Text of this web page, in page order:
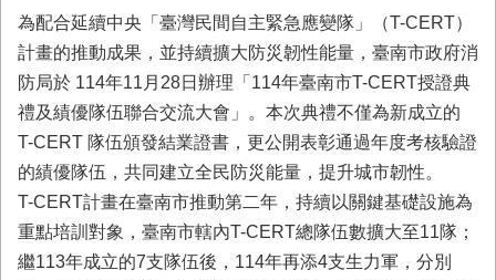
便
民
服
務
業
務/
資
訊
務
為配合延續中央「臺灣民間自主緊急應變隊」（T-CERT）
計畫的推動成果，並持續擴大防災韌性能量，臺南市政府消
防局於 114年11月28日辦理「114年臺南市T-CERT授證典
禮及績優隊伍聯合交流大會」。本次典禮不僅為新成立的
T-CERT 隊伍頒發結業證書，更公開表彰通過年度考核驗證
的績優隊伍，共同建立全民防災能量，提升城市韌性。
T-CERT計畫在臺南市推動第二年，持續以關鍵基礎設施為
重點培訓對象，臺南市轄內T-CERT總隊伍數擴大至11隊；
繼113年成立的7支隊伍後，114年再添4支生力軍，分別